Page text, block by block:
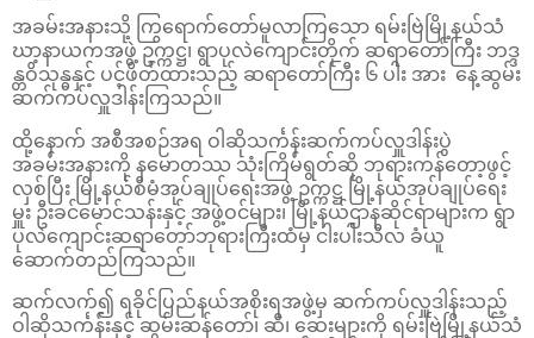
အခမ်းအနားသို့ ကြွရောက်တော်မူလာကြသော ရမ်းဗြဲမြို့နယ်သံ
ဃာ့နာယကအဖွဲ့ ဥက္ကဋ္ဌ၊ ရွာပုလဲကျောင်းတိုက် ဆရာတော်ကြီး ဘဒ္ဒ
န္တဝိသုန္ဓနှင့် ပင့်ဖိတ်ထားသည့် ဆရာတော်ကြီး ၆ ပါး အား နေ့ဆွမ်း
ဆက်ကပ်လှူဒါန်းကြသည်။
ထို့နောက် အစီအစဉ်အရ ဝါဆိုသင်္ကန်းဆက်ကပ်လှူဒါန်းပွဲ
အခမ်းအနားကို နမောတဿ သုံးကြိမ်ရွတ်ဆို ဘုရားကန်တော့ဖွင့်
လှစ်ပြီး မြို့နယ်စီမံအုပ်ချုပ်ရေးအဖွဲ့ ဥက္ကဋ္ဌ မြို့နယ်အုပ်ချုပ်ရေး
မှူး ဦးခင်မောင်သန်းနှင့် အဖွဲ့ဝင်များ၊ မြို့နယ်ဌာနဆိုင်ရာများက ရွာ
ပုလဲကျောင်းဆရာတော်ဘုရားကြီးထံမှ ငါးပါးသီလ ခံယူ
ဆောက်တည်ကြသည်။
ဆက်လက်၍ ရခိုင်ပြည်နယ်အစိုးရအဖွဲ့မှ ဆက်ကပ်လှူဒါန်းသည့်
ဝါဆိုသင်္ကန်းနှင့် ဆွမ်းဆန်တော်၊ ဆီ၊ ဆေးများကို ရမ်းဗြဲမြို့နယ်သံ